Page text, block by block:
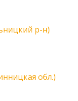
р-н)
обл.)